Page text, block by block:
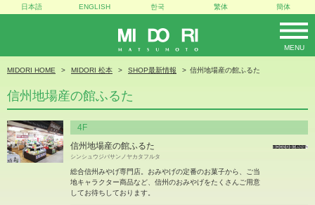
MIDORI
MENU
日本語 ENGLISH 한국 繁体 簡体
MIDORI HOME MIDORI 松本 SHOP最新情報 信州地場産の館ふるた
信州地場産の館ふるた
4F
信州地場産の館ふるた
シンシュウジバサンノヤカタフルタ
総合信州みやげ専門店。おみやげの定番のお菓子から、ご当
地キャラクター商品など、信州のおみやげをたくさんご用意
してお待ちしております。